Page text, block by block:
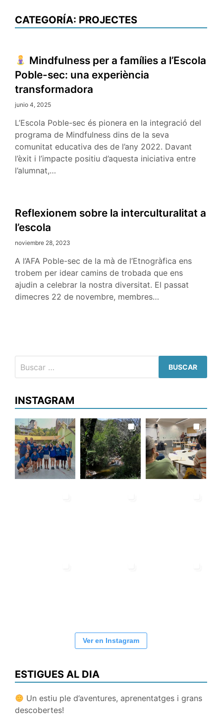
CATEGORÍA: PROJECTES
Mindfulness per a famílies a l’Escola
Poble-sec: una experiència
transformadora
junio 4, 2025
L’Escola Poble-sec és pionera en la integració del
programa de Mindfulness dins de la seva
comunitat educativa des de l’any 2022. Davant
l’èxit i l’impacte positiu d’aquesta iniciativa entre
l’alumnat,…
Reflexionem sobre la interculturalitat a
l’escola
noviembre 28, 2023
A l’AFA Poble-sec de la mà de l’Etnogràfica ens
trobem per idear camins de trobada que ens
ajudin a celebrar la nostra diversitat. El passat
dimecres 22 de novembre, membres…
INSTAGRAM
Ver en Instagram
ESTIGUES AL DIA
Un estiu ple d’aventures, aprenentatges i grans
descobertes!